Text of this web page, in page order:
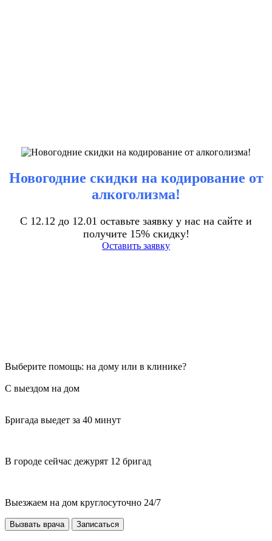
Новогодние скидки на кодирование от
алкоголизма!
С 12.12 до 12.01 оставьте заявку у нас на сайте и
получите 15% скидку!
Оставить заявку
Выберите помощь: на дому или в клинике?
С выездом на дом
Бригада выедет за 40 минут
В городе сейчас дежурят 12 бригад
Выезжаем на дом круглосуточно 24/7
Вызвать врача Записаться